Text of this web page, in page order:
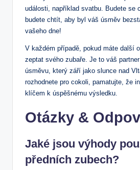
události, například svatbu. Budete se
budete chtít, aby byl váš úsměv
vašeho dne!
V každém případě, pokud máte další
zeptat svého zubaře. Je to váš
úsměvu, který září jako slunce nad
rozhodnete pro cokoli, pamatujte, že
klíčem k úspěšnému výsledku.
Otázky &
Jaké jsou výhody
předních zubech?